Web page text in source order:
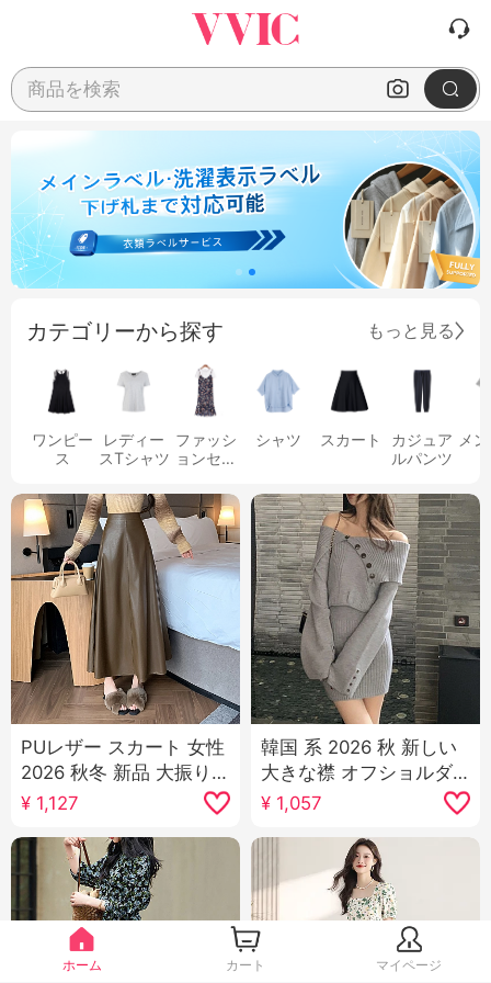
商品を検索
カテゴリーから探す もっと見る
ワンピー
ス
レディー
スTシャツ
ファッシ
ョンセッ
シャツ スカート
カジュア
ルパンツ
メ
PUレザー スカート 女性
2026 秋冬 新品 大振り
レザースカート ハイウ
Aラインスカート カバー
股 スリム効果 ロングス
カート
¥ 1,127
韓国 系 2026 秋 新しい
大きな襟 オフショルダ
ー スリムフィット ベル
イプ ニット ワンピース
ミニスカート セーター
¥ 1,057
ホーム カート マイページ